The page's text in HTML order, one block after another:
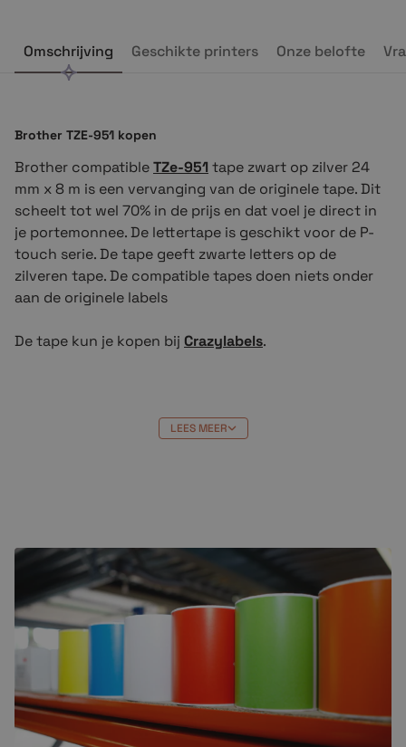
Omschrijving Geschikte printers Onze belofte
Brother TZE-951 kopen
Brother compatibleTZe-951 tape zwart op zilver 24
mm x 8 m is een vervanging van de originele tape. Dit
scheelt tot wel 70% in de prijs en dat voel je direct in
je portemonnee. De lettertape is geschikt voor de P-
touch serie. De tape geeft zwarte letters op de
zilveren tape. De compatible tapes doen niets onder
aan de originele labels
De tape kun je kopen bij Crazylabels.
LEES MEER